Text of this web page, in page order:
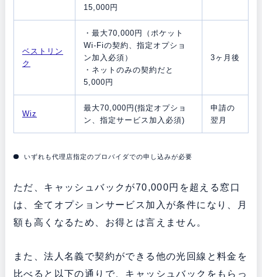
15,000円
ベストリン
ク
・最大70,000円（ポケット
Wi-Fiの契約、指定オプショ
ン加入必須）
・ネットのみの契約だと
5,000円
3ヶ月後
Wiz
最大70,000円(指定オプショ
ン、指定サービス加入必須)
申請の
翌月
いずれも代理店指定のプロバイダでの申し込みが必要
ただ、キャッシュバックが70,000円を超える窓口
は、全てオプションサービス加入が条件になり、月
額も高くなるため、お得とは言えません。
また、法人名義で契約ができる他の光回線と料金を
比べると以下の通りで、キャッシュバックをもらっ